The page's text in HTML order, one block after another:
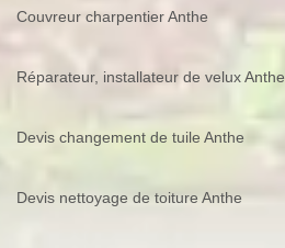
Couvreur charpentier Anthe
Réparateur, installateur de velux Anthe
Devis changement de tuile Anthe
Devis nettoyage de toiture Anthe